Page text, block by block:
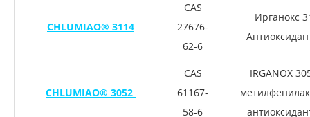
CHLUMIAO® 3114
CAS
27676-
62-6
Ирганокс
CHLUMIAO® 3052
CAS
61167-
58-6
IRGANOX